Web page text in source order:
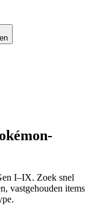
I–IX. Zoek snel
vastgehouden items